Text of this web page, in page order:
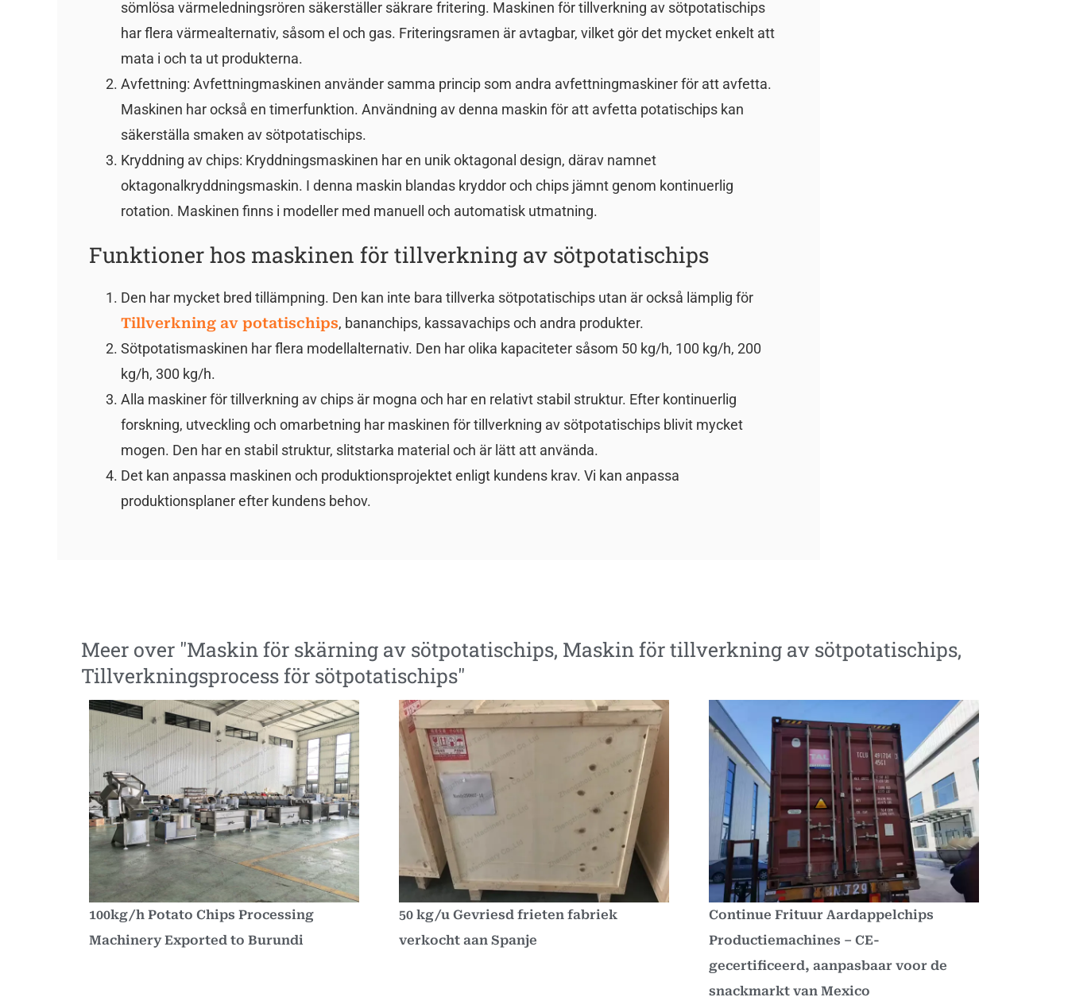
sömlösa värmeledningsrören säkerställer säkrare fritering. Maskinen för tillverkning av sötpotatischips
har flera värmealternativ, såsom el och gas. Friteringsramen är avtagbar, vilket gör det mycket enkelt att
mata i och ta ut produkterna.
Avfettning: Avfettningmaskinen använder samma princip som andra avfettningmaskiner för att avfetta.
Maskinen har också en timerfunktion. Användning av denna maskin för att avfetta potatischips kan
säkerställa smaken av sötpotatischips.
Kryddning av chips: Kryddningsmaskinen har en unik oktagonal design, därav namnet
oktagonalkryddningsmaskin. I denna maskin blandas kryddor och chips jämnt genom kontinuerlig
rotation. Maskinen finns i modeller med manuell och automatisk utmatning.
Funktioner hos maskinen för tillverkning av sötpotatischips
Den har mycket bred tillämpning. Den kan inte bara tillverka sötpotatischips utan är också lämplig för
Tillverkning av potatischips, bananchips, kassavachips och andra produkter.
Sötpotatismaskinen har flera modellalternativ. Den har olika kapaciteter såsom 50 kg/h, 100 kg/h, 200
kg/h, 300 kg/h.
Alla maskiner för tillverkning av chips är mogna och har en relativt stabil struktur. Efter kontinuerlig
forskning, utveckling och omarbetning har maskinen för tillverkning av sötpotatischips blivit mycket
mogen. Den har en stabil struktur, slitstarka material och är lätt att använda.
Det kan anpassa maskinen och produktionsprojektet enligt kundens krav. Vi kan anpassa
produktionsplaner efter kundens behov.
Meer over "Maskin för skärning av sötpotatischips, Maskin för tillverkning av sötpotatischips,
Tillverkningsprocess för sötpotatischips"
100kg/h Potato Chips Processing
Machinery Exported to Burundi
50 kg/u Gevriesd frieten fabriek
verkocht aan Spanje
Continue Frituur Aardappelchips
Productiemachines – CE-
gecertificeerd, aanpasbaar voor de
snackmarkt van Mexico